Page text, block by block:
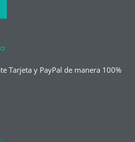
Tarjeta y PayPal de manera 100%